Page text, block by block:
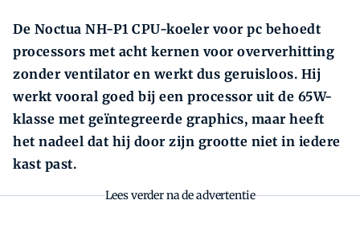
De Noctua NH-P1 CPU-koeler voor pc behoedt
processors met acht kernen voor over­verhitting
zonder ventilator en werkt dus geruisloos. Hij
werkt vooral goed bij een processor uit de 65W-
klasse met geïntegreerde graphics, maar heeft
het nadeel dat hij door zijn grootte niet in iedere
kast past.
Lees verder na de advertentie